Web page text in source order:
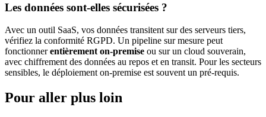
Les données sont-elles sécurisées ?
Avec un outil SaaS, vos données transitent sur des serveurs tiers,
vérifiez la conformité RGPD. Un pipeline sur mesure peut
fonctionnerentièrement on-premise ou sur un cloud souverain,
avec chiffrement des données au repos et en transit. Pour les secteurs
sensibles, le déploiement on-premise est souvent un pré-requis.
Pour aller plus loin